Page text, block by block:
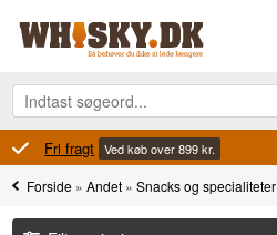
Fri fragt Ved køb over 899 kr.
Forside »Andet »Snacks og specialiteter